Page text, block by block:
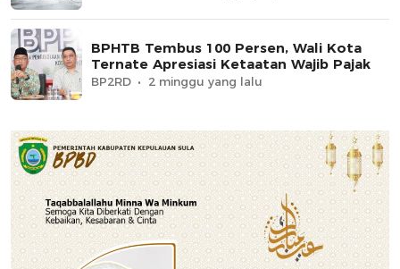
BPHTB Tembus 100 Persen, Wali Kota
Ternate Apresiasi Ketaatan Wajib Pajak
BP2RD 2 minggu yang lalu